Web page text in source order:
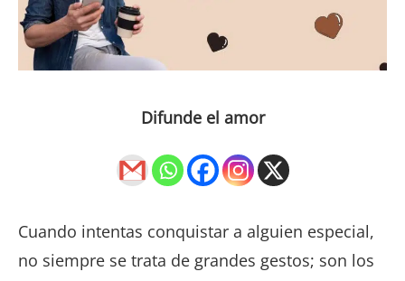
Difunde el amor
Cuando intentas conquistar a alguien especial,
no siempre se trata de grandes gestos; son los